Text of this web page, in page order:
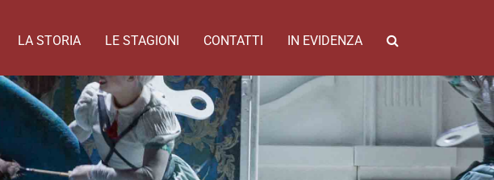
LA STORIA LE STAGIONI CONTATTI IN EVIDENZA